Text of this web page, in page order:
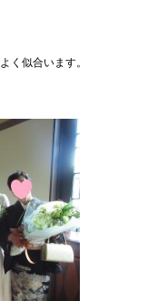
く似合います。